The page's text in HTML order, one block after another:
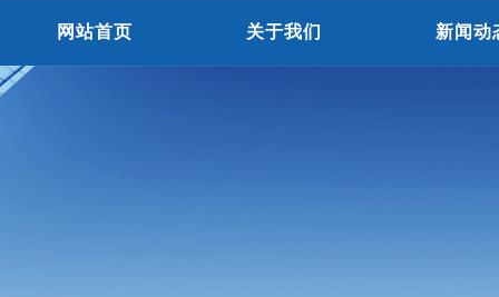
网站首页 关于我们 新闻动